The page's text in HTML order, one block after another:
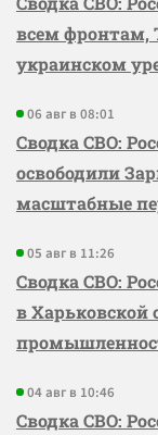
всем фронтам,
украинском
06 авг в 08:01
Сводка СВО:
освободили
масштабные
05 авг в 11:26
Сводка СВО:
в Харьковской
04 авг в 10:46
Сводка СВО: